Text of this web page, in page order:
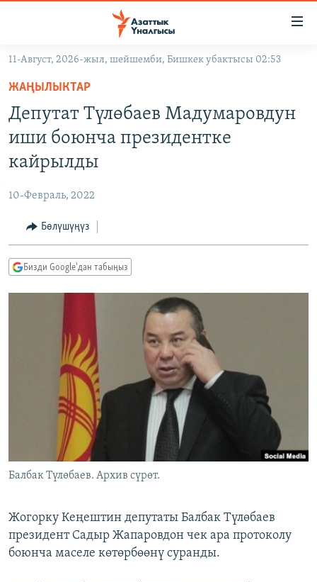
Навигацияга
өтүңүз
Издөөгө
салыңызКЫРГЫЗСТАН
САЯСАТ
МАДАНИЯТ
ДҮЙНӨ
ДҮЙНӨ
УКРАИНА
ТВ ПРОГРАММАЛАР
БҮГҮН АЗАТТЫКТА
ЭЖЕ-СИҢДИЛЕР
АЗАТТЫК+
ЫҢГАЙСЫЗ СУРООЛОР
ПОДКАСТ
Русский
ОНЛАЙН ШЕРИНЕ
ЭЕ/АРнун бардык сайттары
11-Август, 2026-жыл, шейшемби, Бишкек убактысы 02:53
ЖАҢЫЛЫКТАР
Депутат Түлөбаев Мадумаровдун
иши боюнча президентке
кайрылды
10-Февраль, 2022
Бөлүшүңүз
Бизди Google'дан табыңыз
Балбак Түлөбаев. Архив сүрөт.
Жогорку Кеңештин депутаты Балбак Түлөбаев
президент Садыр Жапаровдон чек ара протоколу
боюнча маселе көтөрбөөнү суранды.